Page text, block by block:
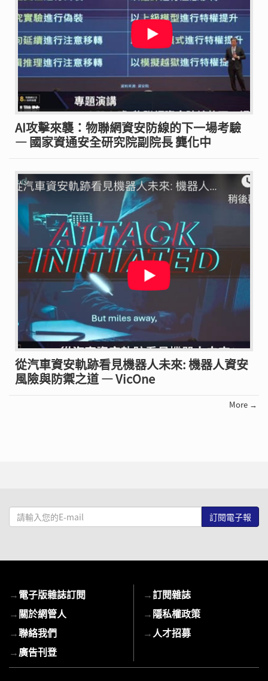
AI攻擊來襲：物聯網資安防線的下一場考驗
— 國家資通安全研究院副院長 龔化中
從汽車資安軌跡看見機器人未來: 機器人資安
風險與防禦之道 — VicOne
More →
請
輸
mail
→電子版雜誌訂閱
→關於網管人
→聯絡我們
→廣告刊登
→訂閱雜誌
→隱私權政策
→ 人才招募